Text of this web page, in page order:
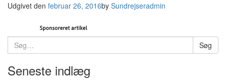
Udgivet den februar 26, 2016by Sundrejseradmin
Søg
efter:
Søg
Seneste indlæg